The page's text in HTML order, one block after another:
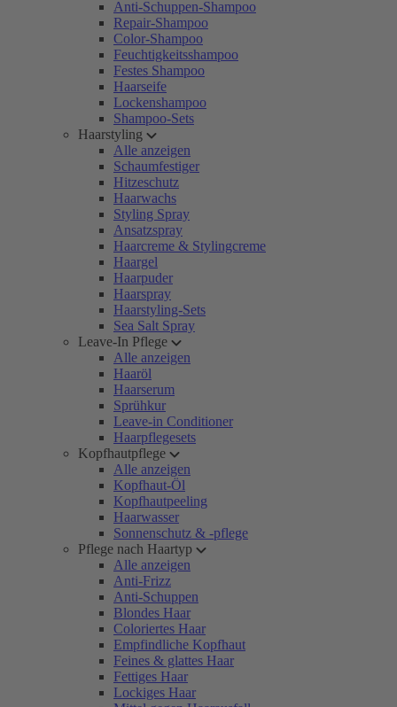
Anti-Schuppen-Shampoo
Repair-Shampoo
Color-Shampoo
Feuchtigkeitsshampoo
Festes Shampoo
Haarseife
Lockenshampoo
Shampoo-Sets
Haarstyling
Alle anzeigen
Schaumfestiger
Hitzeschutz
Haarwachs
Styling Spray
Ansatzspray
Haarcreme & Stylingcreme
Haargel
Haarpuder
Haarspray
Haarstyling-Sets
Sea Salt Spray
Leave-In Pflege
Alle anzeigen
Haaröl
Haarserum
Sprühkur
Leave-in Conditioner
Haarpflegesets
Kopfhautpflege
Alle anzeigen
Kopfhaut-Öl
Kopfhautpeeling
Haarwasser
Sonnenschutz & -pflege
Pflege nach Haartyp
Alle anzeigen
Anti-Frizz
Anti-Schuppen
Blondes Haar
Coloriertes Haar
Empfindliche Kopfhaut
Feines & glattes Haar
Fettiges Haar
Lockiges Haar